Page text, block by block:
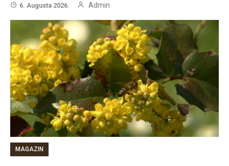
6. Augusta 2026. Admin
MAGAZIN